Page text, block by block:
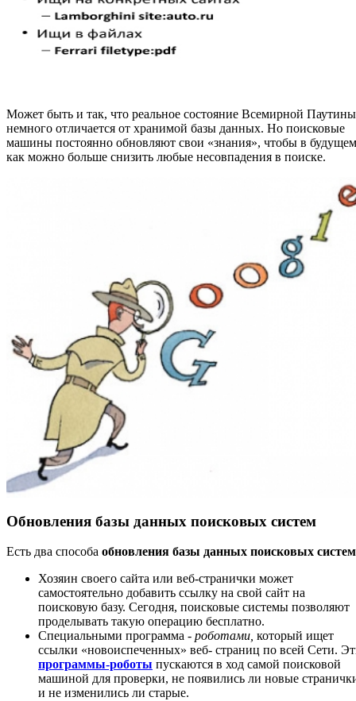
Может быть и так, что реальное состояние Всемирной Паутины
немного отличается от хранимой базы данных. Но поисковые
машины постоянно обновляют свои «знания», чтобы в будущем
как можно больше снизить любые несовпадения в поиске.
Обновления базы данных поисковых систем
Есть два способа обновления базы данных поисковых систем
Хозяин своего сайта или веб-странички может
самостоятельно добавить ссылку на свой сайт на
поисковую базу. Сегодня, поисковые системы позволяют
проделывать такую операцию бесплатно.
Специальными программа - роботами, который ищет
ссылки «новоиспеченных» веб- страниц по всей Сети.
программы-роботы пускаются в ход самой поисковой
машиной для проверки, не появились ли новые
и не изменились ли старые.